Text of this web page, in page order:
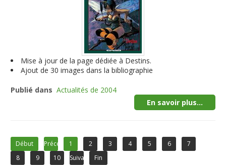
Mise à jour de la page dédiée à Destins.
Ajout de 30 images dans la bibliographie
Publié dans Actualités de 2004
En savoir plus...
Début Précédent1 2 3 4 5 6
7
8
9 10 Suivant
Fin